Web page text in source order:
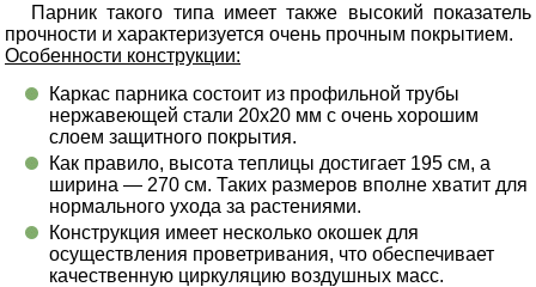
Парник такого типа имеет также высокий показатель
прочности и характеризуется очень прочным покрытием.
Особенности конструкции:
Каркас парника состоит из профильной трубы
нержавеющей стали 20х20 мм с очень хорошим
слоем защитного покрытия.
Как правило, высота теплицы достигает 195 см, а
ширина — 270 см. Таких размеров вполне хватит для
нормального ухода за растениями.
Конструкция имеет несколько окошек для
осуществления проветривания, что обеспечивает
качественную циркуляцию воздушных масс.